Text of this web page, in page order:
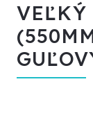
VEĽKÝ